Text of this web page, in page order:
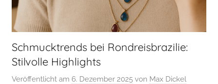
Schmucktrends bei Rondreisbrazilie:
Stilvolle Highlights
Veröffentlicht am 6. Dezember 2025 von Max Dickel